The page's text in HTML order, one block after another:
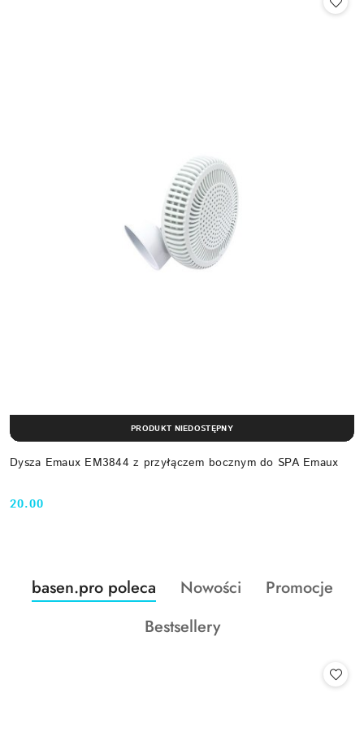
Dysza Emaux EM3844 z przyłączem bocznym do SPA Emaux
Cena:
20.00
PRODUKT NIEDOSTĘPNY
Pomiń karuzelę produktów
Produkty
o
basen.pro poleca
Produkty
statusie:
Nowości
Produkty
Promocje
Produkty
Bestsellery